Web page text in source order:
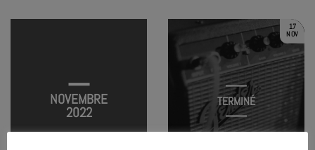
NOVEMBRE
2022
17
NOV
TERMINÉ